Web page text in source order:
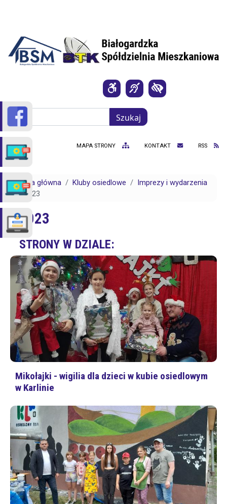
Szukaj
Szukaj
MAPA STRONY KONTAKT RSS
Strona główna Kluby osiedlowe
Imprezy i wydarzenia
2023
2023
STRONY W DZIALE:
Mikołajki - wigilia dla dzieci w kubie osiedlowym
w Karlinie